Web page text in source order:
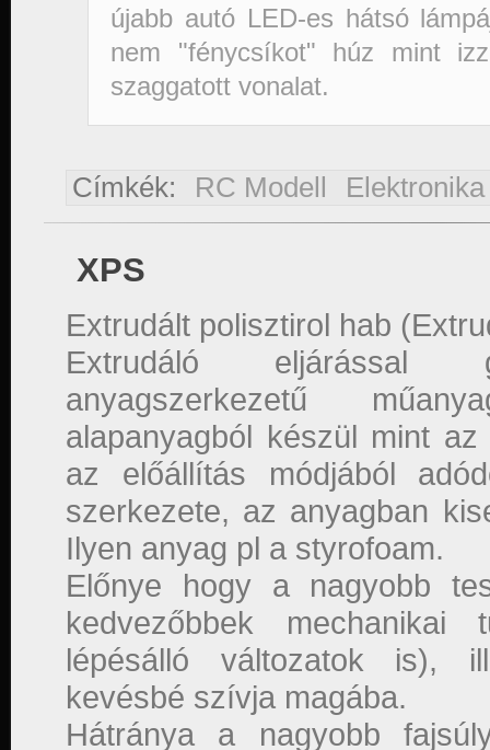
újabb autó LED-es hátsó
nem "fénycsíkot" húz mint
szaggatott vonalat.
Címkék: RC Modell Elektronika
XPS
Extrudált polisztirol hab
Extrudáló eljárással
anyagszerkezetű
alapanyagból készül mint az
az előállítás módjából
szerkezete, az anyagban
Ilyen anyag pl a styrofoam.
Előnye hogy a nagyobb
kedvezőbbek mechanikai
lépésálló változatok is),
kevésbé szívja magába.
Hátránya a nagyobb